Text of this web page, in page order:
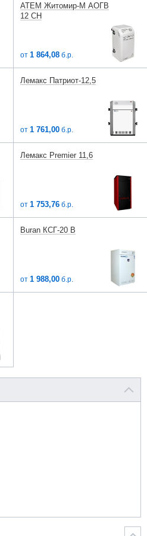
АТЕМ Житомир-М АОГВ
12 СН
от 1 864,08б.р.
Лемакс Патриот-12,5
от 1 761,00б.р.
Лемакс Premier 11,6
от 1 753,76б.р.
Buran КСГ-20 В
от 1 988,00б.р.